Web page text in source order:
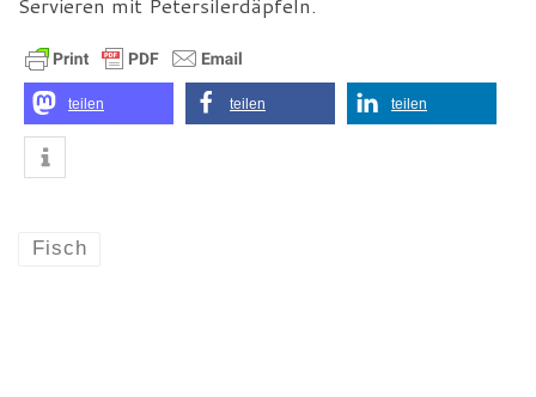
teilen teilen teilen
Fisch